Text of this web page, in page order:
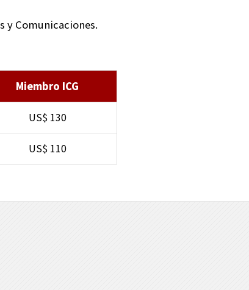
y Comunicaciones.
Miembro ICG
US$ 130
US$ 110